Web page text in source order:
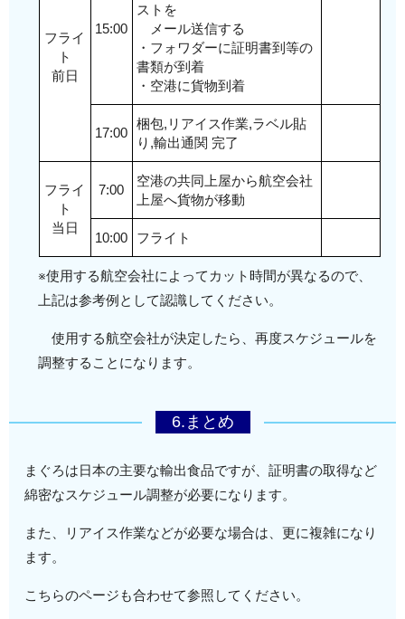
フライ
ト
前日
15:00
ストを
メール送信する
・フォワダーに証明書到等の
書類が到着
・空港に貨物到着
17:00
梱包,リアイス作業,ラベル貼
り,輸出通関 完了
フライ
ト
当日
7:00
空港の共同上屋から航空会社
上屋へ貨物が移動
10:00 フライト
※使用する航空会社によってカット時間が異なるので、
上記は参考例として認識してください。
使用する航空会社が決定したら、再度スケジュールを
調整することになります。
6.まとめ
まぐろは日本の主要な輸出食品ですが、証明書の取得など
綿密なスケジュール調整が必要になります。
また、リアイス作業などが必要な場合は、更に複雑になり
ます。
こちらのページも合わせて参照してください。